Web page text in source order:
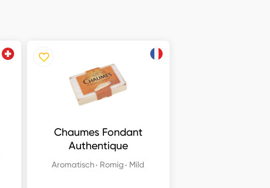
Chaumes Fondant
Authentique
Aromatisch Romig Mild